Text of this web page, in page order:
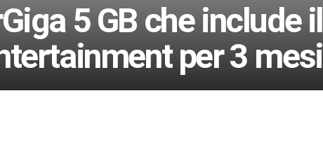
5 GB che include il
per 3 mesi